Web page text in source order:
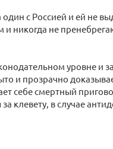
с Россией и ей не
и никогда не
уровне и
и прозрачно
себе смертный
клевету, в случае